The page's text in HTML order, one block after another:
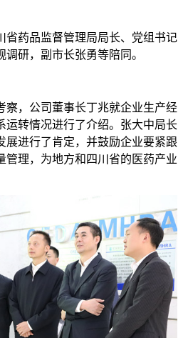
省药品监督管理局局长、党组书记
研，副市长张勇等陪同。
察，公司董事长丁兆就企业生产经
运转情况进行了介绍。张大中局长
展进行了肯定，并鼓励企业要紧跟
管理，为地方和四川省的医药产业